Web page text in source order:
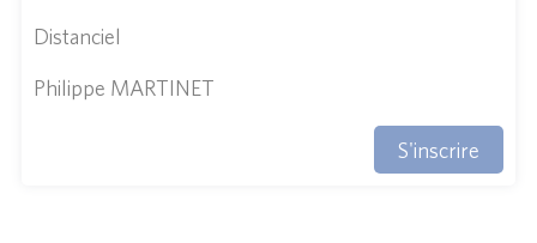
Distanciel
Philippe MARTINET
S'inscrire